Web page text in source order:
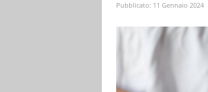
Pubblicato: 11 Gennaio 2024